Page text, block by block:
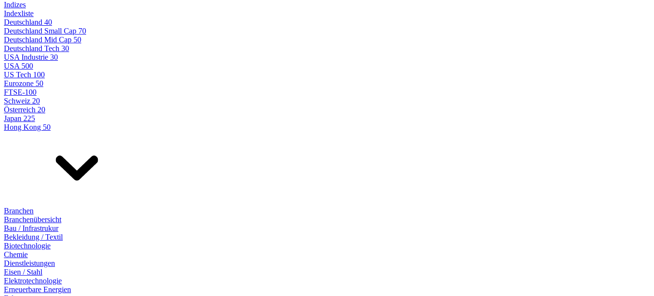
Indizes
Indexliste
Deutschland 40
Deutschland Small Cap 70
Deutschland Mid Cap 50
Deutschland Tech 30
USA Industrie 30
USA 500
US Tech 100
Eurozone 50
FTSE-100
Schweiz 20
Österreich 20
Japan 225
Hong Kong 50
Branchen
Branchenübersicht
Bau / Infrastrukur
Bekleidung / Textil
Biotechnologie
Chemie
Dienstleistungen
Eisen / Stahl
Elektrotechnologie
Erneuerbare Energien